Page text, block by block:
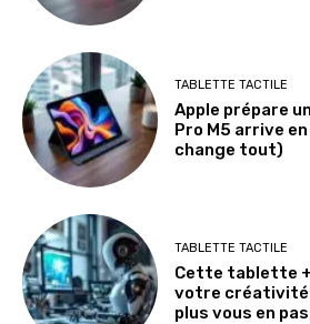
TABLETTE TACTILE
Apple prépare
Pro M5 arrive
change tout)
TABLETTE TACTILE
Cette tablette
votre créativité
plus vous en